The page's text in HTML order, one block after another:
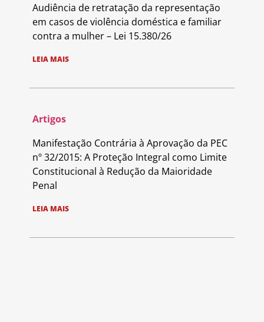
Audiência de retratação da representação
em casos de violência doméstica e familiar
contra a mulher – Lei 15.380/26
LEIA MAIS
Artigos
Manifestação Contrária à Aprovação da PEC
nº 32/2015: A Proteção Integral como Limite
Constitucional à Redução da Maioridade
Penal
LEIA MAIS